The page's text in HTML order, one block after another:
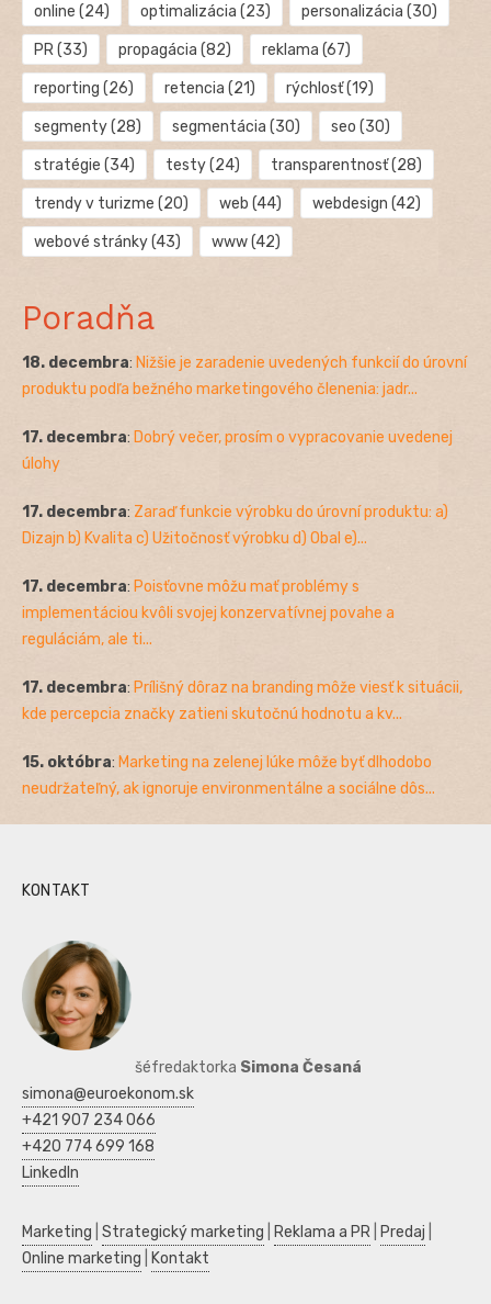
online (24) optimalizácia (23) personalizácia (30)
PR(33) propagácia (82) reklama (67)
reporting (26) retencia (21) rýchlosť(19)
segmenty(28) segmentácia (30) seo (30)
stratégie (34) testy(24) transparentnosť(28)
trendy v turizme (20) web (44) webdesign (42)
webové stránky(43) www(42)
Poradňa
18. decembra: Nižšie je zaradenie uvedených funkcií do úrovní
produktu podľa bežného marketingového členenia: jadr...
17. decembra: Dobrý večer, prosím o vypracovanie uvedenej
úlohy
17. decembra: Zaraď funkcie výrobku do úrovní produktu: a)
Dizajn b) Kvalita c) Užitočnosť výrobku d) Obal e)...
17. decembra: Poisťovne môžu mať problémy s
implementáciou kvôli svojej konzervatívnej povahe a
reguláciám, ale ti...
17. decembra: Prílišný dôraz na branding môže viesť k situácii,
kde percepcia značky zatieni skutočnú hodnotu a kv...
15. októbra: Marketing na zelenej lúke môže byť dlhodobo
neudržateľný, ak ignoruje environmentálne a sociálne dôs...
KONTAKT
šéfredaktorka Simona Česaná
simona@euroekonom.sk
+421 907 234 066
+420 774 699 168
LinkedIn
Marketing Strategický marketing Reklama a PR Predaj
Online marketing
Kontakt